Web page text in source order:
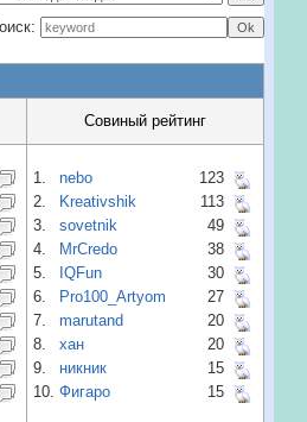
Совиный рейтинг
1. nebo
123
2.
Kreativshik
113
3.
sovetnik
49
4.
MrCredo
38
5.
IQFun
30
6.
Pro100_Artyom
27
7.
marutand
20
8.
хан
20
9.
никник
15
10. Фигаро 15